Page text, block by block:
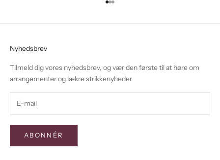
Gå til element 1
Gå til element 2
Gå til element 3
Nyhedsbrev
Tilmeld dig vores nyhedsbrev, og vær den første til at høre om
arrangementer og lækre strikkenyheder
ABONNÉR